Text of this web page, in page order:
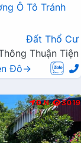
Ô Tô Tránh
Đất Thổ Cư
Thuận Tiện
Đô→
Đ.N 3019